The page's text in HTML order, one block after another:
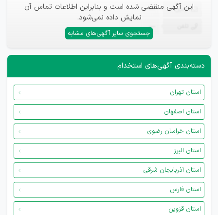
این آگهی منقضی شده است و بنابراین اطلاعات تماس آن
نمایش داده نمی‌شود.
جستجوی سایر آگهی‌های مشابه
ایمیل —
—
دسته‌بندی آگهی‌های استخدام
استان تهران
استان اصفهان
استان خراسان رضوی
استان البرز
استان آذربایجان شرقی
استان فارس
استان قزوین